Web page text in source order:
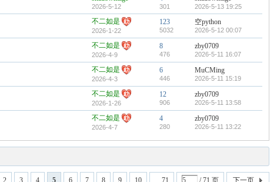
2026-5-12 301 2026-5-13 19:25
不二如是
2026-1-22
123
5032
空python
2026-5-12 00:07
不二如是
2026-4-9
8
476
zby0709
2026-5-11 16:07
不二如是
2026-4-3
6
446
MuCMing
2026-5-11 15:19
不二如是
2026-1-26
12
906
zby0709
2026-5-11 13:58
不二如是
2026-4-7
4
280
zby0709
2026-5-11 13:22
2 3 4 5 6 7 8 9 10 ... 71 / 71 页 下一页